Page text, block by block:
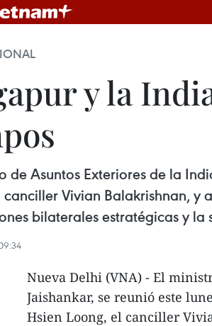
y la
de Asuntos Exteriores de la
canciller Vivian Balakrishnan, y
bilaterales estratégicas y
Nueva Delhi (VNA) - El
Jaishankar, se reunió este
Hsien Loong, el canciller